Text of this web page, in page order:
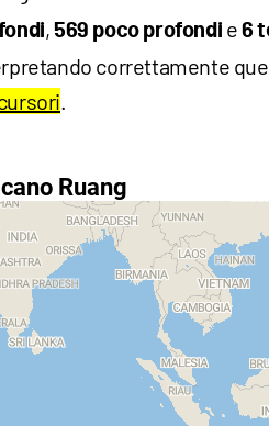
,569 poco profondi e6
correttamente
.